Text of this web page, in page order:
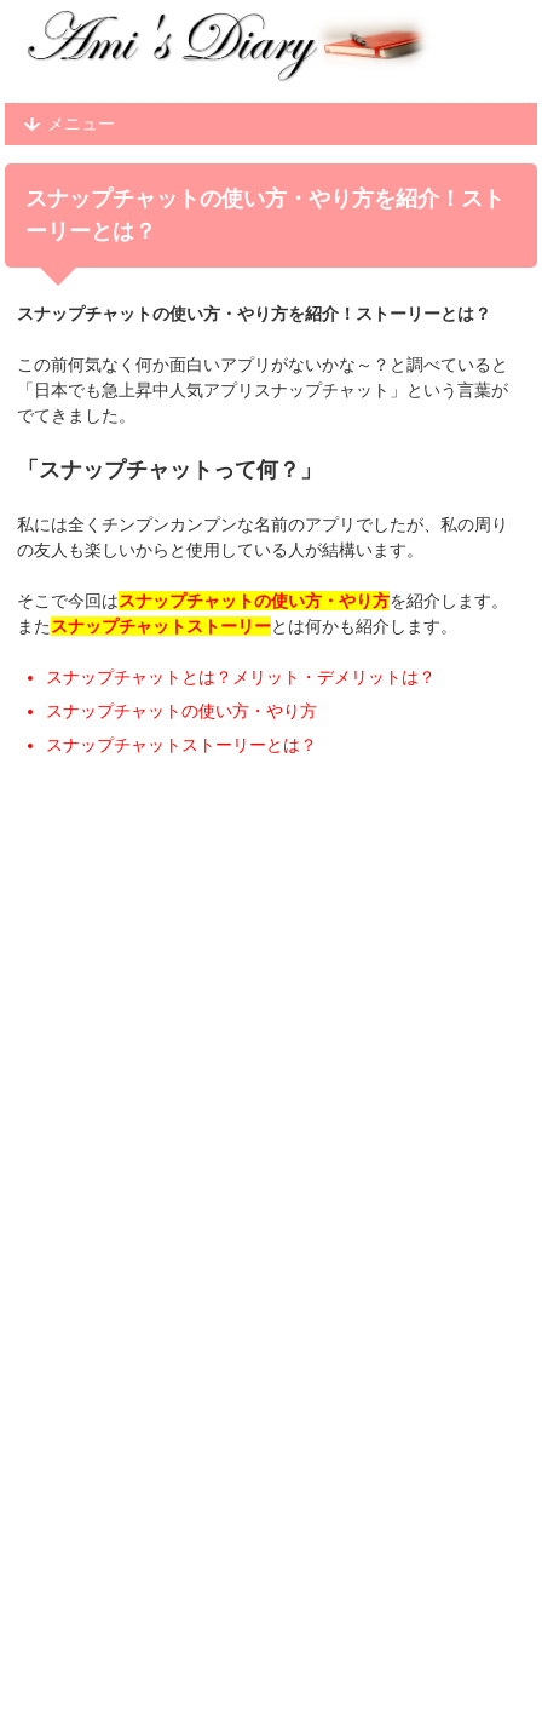
メニュー
スナップチャットの使い方・やり方を紹介！スト
ーリーとは？
スナップチャットの使い方・やり方を紹介！ストーリーとは？
この前何気なく何か面白いアプリがないかな～？と調べていると
「日本でも急上昇中人気アプリスナップチャット」という言葉が
でてきました。
「スナップチャットって何？」
私には全くチンプンカンプンな名前のアプリでしたが、私の周り
の友人も楽しいからと使用している人が結構います。
そこで今回はスナップチャットの使い方・やり方を紹介します。
また スナップチャットストーリーとは何かも紹介します。
スナップチャットとは？メリット・デメリットは？
スナップチャットの使い方・やり方
スナップチャットストーリーとは？